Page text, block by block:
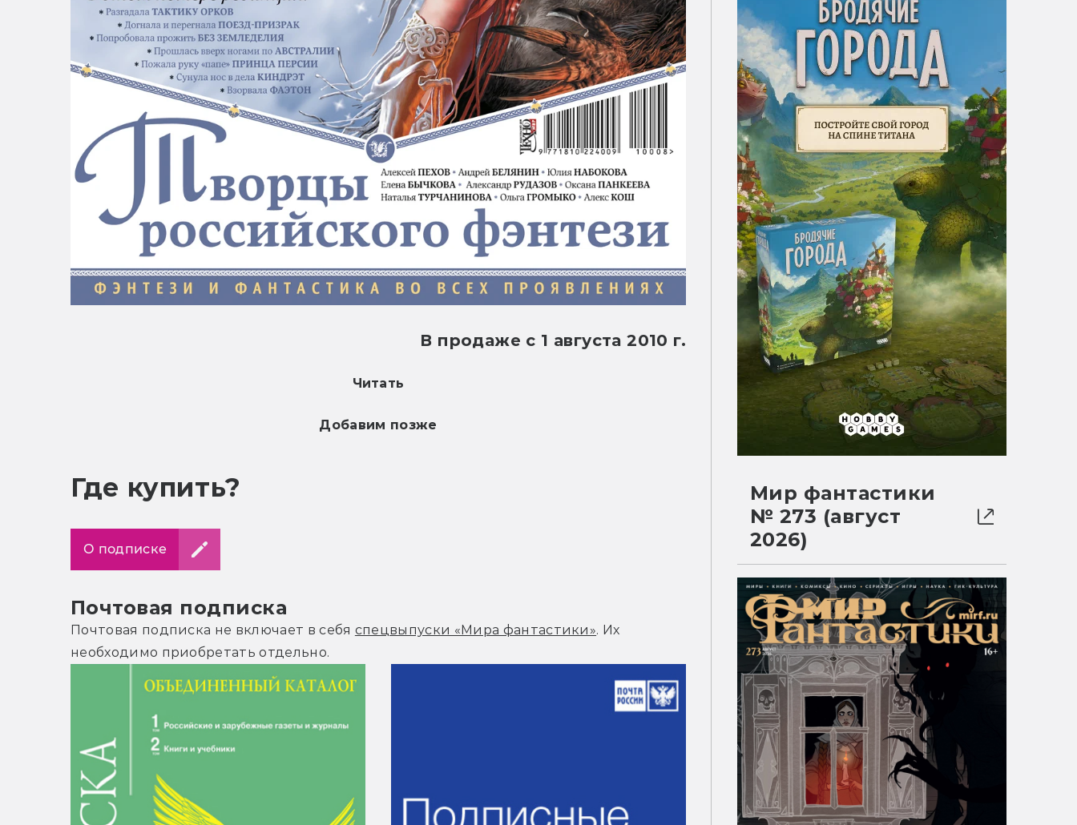
В продаже с 1 августа 2010 г.
Читать
Добавим позже
Где купить?
О подписке
Почтовая подписка
Почтовая подписка не включает в себя спецвыпуски «Мира фантастики». Их
необходимо приобретать отдельно.
Мир фантастики
№ 273 (август
2026)